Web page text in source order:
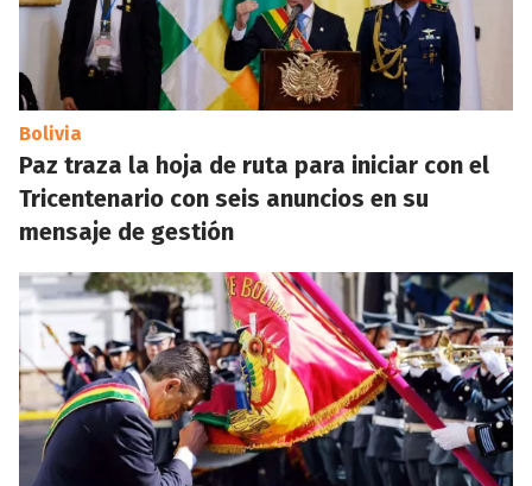
Bolivia
Paz traza la hoja de ruta para iniciar con el
Tricentenario con seis anuncios en su
mensaje de gestión